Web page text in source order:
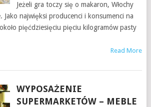
Jeżeli gra toczy się o makaron, Włochy
Jako najwięksi producenci i konsumenci na
pięćdziesięciu pięciu kilogramów pasty
Read More
WYPOSAŻENIE
SUPERMARKETÓW – MEBLE